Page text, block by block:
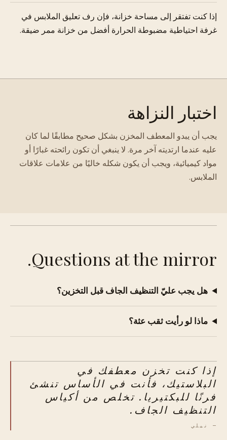
إذا كنت تفتقر إلى مساحة خزانة، فإن رف تعليق الملابس في
غرفة احتياطية مضبوطة الحرارة أفضل من خزانة ممر ضيقة.
اختبار النزاهة
يجب أن يبدو المعطف المخزن بشكل صحيح مطابقًا لما كان
عليه عندما ارتديته آخر مرة. لا ينبغي أن تكون رائحته غبارًا أو
مواد كيميائية، ويجب أن يكون شكله خاليًا من علامات علاقات
الملابس.
Questions at the mirror.
هل يجب عليّ التنظيف الجاف قبل التخزين؟
ماذا لو رأيت ثقب عثة؟
إذا كنت تخزن معطفك في
البلاستيك، فأنت في الأساس تنشئ
فرنًا للبكتيريا. تخلص من أكياس
التنظيف الجاف.
— نيلي